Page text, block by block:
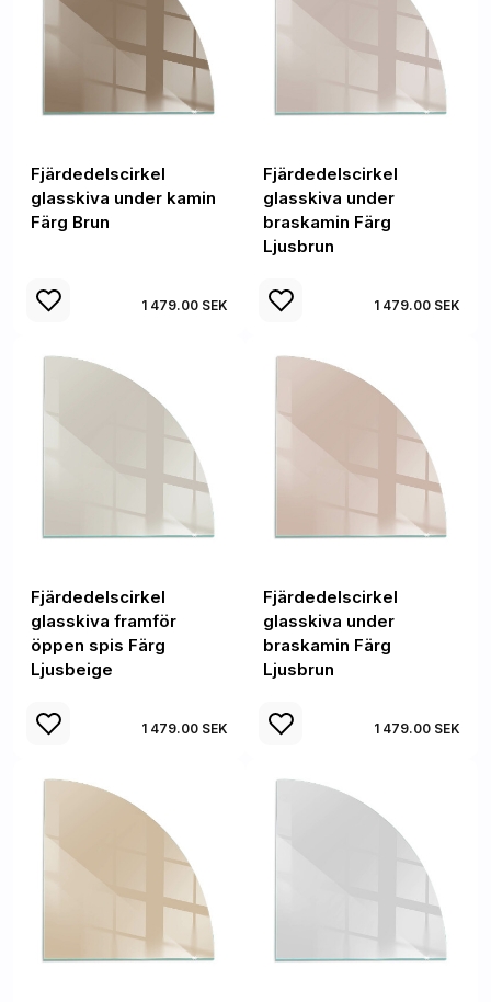
Fjärdedelscirkel
glasskiva under kamin
Färg Brun
1 479.00 SEK
Fjärdedelscirkel
glasskiva under
braskamin Färg
Ljusbrun
1 479.00 SEK
Fjärdedelscirkel
glasskiva framför
öppen spis Färg
Ljusbeige
1 479.00 SEK
Fjärdedelscirkel
glasskiva under
braskamin Färg
Ljusbrun
1 479.00 SEK